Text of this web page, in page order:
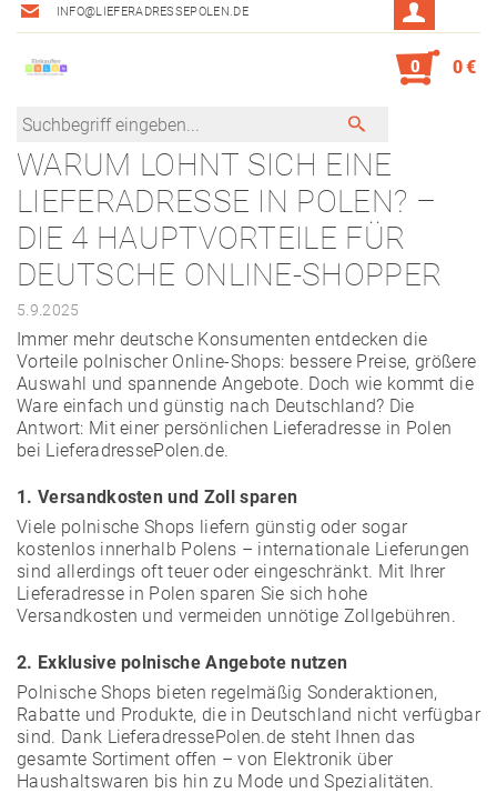
INFO@LIEFERADRESSEPOLEN.DE
0 0 €
WARUM LOHNT SICH EINE
LIEFERADRESSE IN POLEN? –
DIE 4 HAUPTVORTEILE FÜR
DEUTSCHE ONLINE-SHOPPER
5.9.2025
Immer mehr deutsche Konsumenten entdecken die
Vorteile polnischer Online-Shops: bessere Preise, größere
Auswahl und spannende Angebote. Doch wie kommt die
Ware einfach und günstig nach Deutschland? Die
Antwort: Mit einer persönlichen Lieferadresse in Polen
bei LieferadressePolen.de.
1. Versandkosten und Zoll sparen
Viele polnische Shops liefern günstig oder sogar
kostenlos innerhalb Polens – internationale Lieferungen
sind allerdings oft teuer oder eingeschränkt. Mit Ihrer
Lieferadresse in Polen sparen Sie sich hohe
Versandkosten und vermeiden unnötige Zollgebühren.
2. Exklusive polnische Angebote nutzen
Polnische Shops bieten regelmäßig Sonderaktionen,
Rabatte und Produkte, die in Deutschland nicht verfügbar
sind. Dank LieferadressePolen.de steht Ihnen das
gesamte Sortiment offen – von Elektronik über
Haushaltswaren bis hin zu Mode und Spezialitäten.